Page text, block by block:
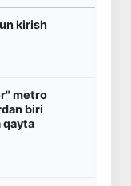
kirish
metro
biri
qayta